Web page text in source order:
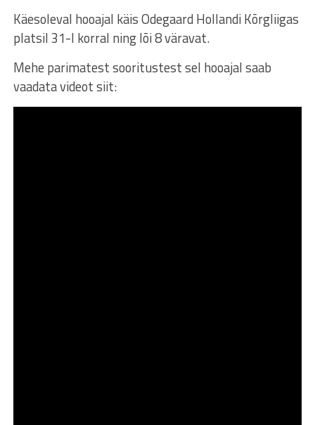
Käesoleval hooajal käis Odegaard Hollandi Kõrgliigas
platsil 31-l korral ning lõi 8 väravat.
Mehe parimatest sooritustest sel hooajal saab
vaadata videot siit: